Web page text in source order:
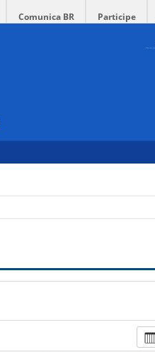
Comunica BR Participe